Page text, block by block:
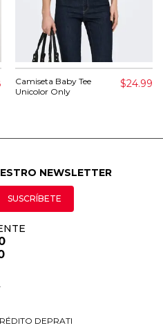
Camiseta Baby Tee
Unicolor Only
$24.99
NEWSLETTER
SUSCRÍBETE
DEPRATI